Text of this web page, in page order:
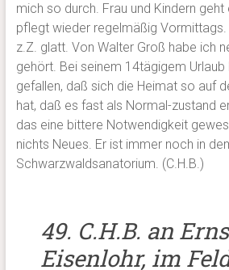
mich so durch. Frau und Kindern geht
pflegt wieder regelmäßig
z.Z. glatt. Von Walter Groß habe ich
gehört. Bei seinem 14tägigem Urlaub
gefallen, daß sich die Heimat so auf
hat, daß es fast als Normal-zustand
das eine bittere Notwendigkeit
nichts Neues. Er ist immer noch in
Schwarzwaldsanatorium. (C.H.B.)
49. C.H.B. an
Eisenlohr, im